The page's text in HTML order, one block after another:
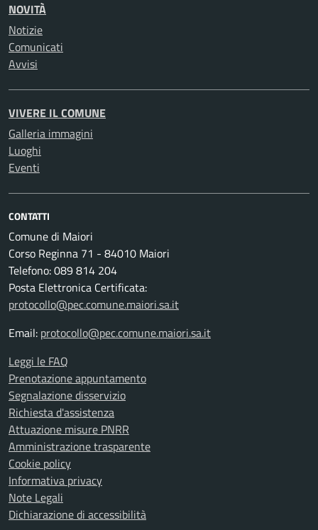
NOVITÀ
Notizie
Comunicati
Avvisi
VIVERE IL COMUNE
Galleria immagini
Luoghi
Eventi
CONTATTI
Comune di Maiori
Corso Reginna 71 - 84010 Maiori
Telefono: 089 814 204
Posta Elettronica Certificata:
protocollo@pec.comune.maiori.sa.it
Email: protocollo@pec.comune.maiori.sa.it
Leggi le FAQ
Prenotazione appuntamento
Segnalazione disservizio
Richiesta d'assistenza
Attuazione misure PNRR
Amministrazione trasparente
Cookie policy
Informativa privacy
Note Legali
Dichiarazione di accessibilità